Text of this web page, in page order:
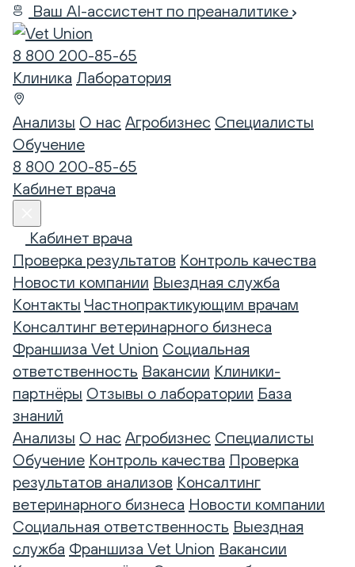
Ваш AI-ассистент по преаналитике
8 800 200-85-65
Клиника Лаборатория
Анализы О нас Агробизнес Специалисты
Обучение
8 800 200-85-65
Кабинет врача
Кабинет врача
Проверка результатов Контроль качества
Новости компании Выездная служба
Контакты Частнопрактикующим врачам
Консалтинг ветеринарного бизнеса
Франшиза Vet Union Социальная
ответственность Вакансии Клиники-
партнёры Отзывы о лаборатории База
знаний
Анализы О нас Агробизнес Специалисты
Обучение Контроль качества Проверка
результатов анализов Консалтинг
ветеринарного бизнеса Новости компании
Социальная ответственность Выездная
служба Франшиза Vet Union Вакансии